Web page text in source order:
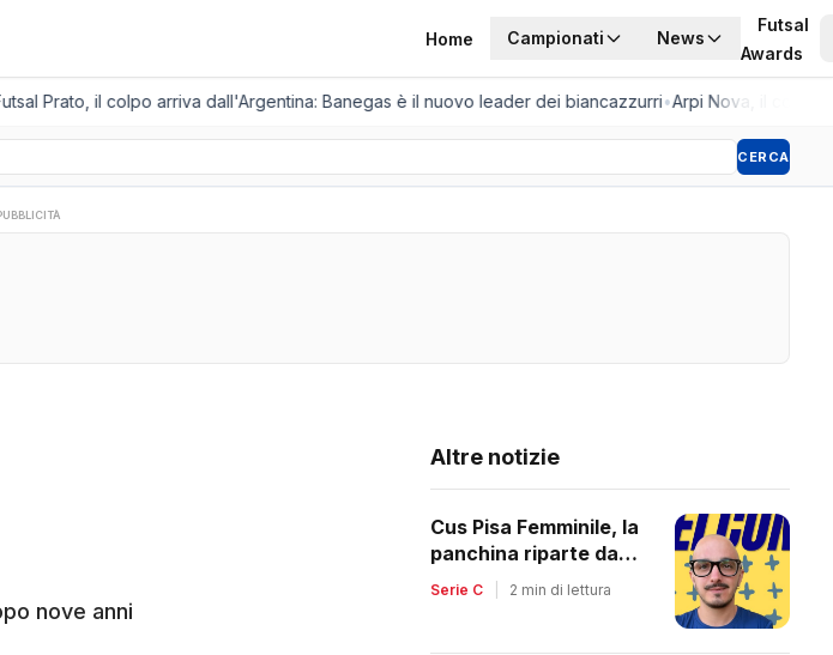
Home Campionati News
Futsal
Awards
Prato, il colpo arriva dall'Argentina: Banegas è il nuovo leader dei biancazzurri•Arpi Nova, il colpo
CERCA
nove anni
Altre notizie
Cus Pisa Femminile, la
panchina riparte da
Tommaso Iaquinta
Serie C 2 min di lettura